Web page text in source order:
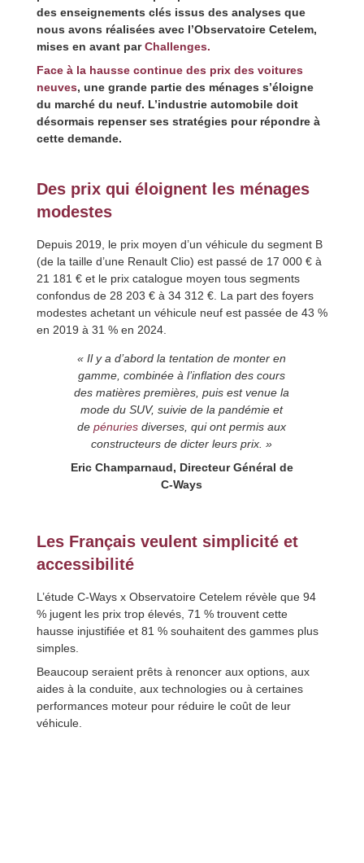
des enseignements clés issus des analyses que
nous avons réalisées avec l’Observatoire Cetelem,
mises en avant parChallenges.
Face à la hausse continue des prix des voitures
neuves, une grande partie des ménages s’éloigne
du marché du neuf. L’industrie automobile doit
désormais repenser ses stratégies pour répondre à
cette demande.
Des prix qui éloignent les ménages
modestes
Depuis 2019, le prix moyen d’un véhicule du segment B
(de la taille d’une Renault Clio) est passé de 17 000 € à
21 181 € et le prix catalogue moyen tous segments
confondus de 28 203 € à 34 312 €. La part des foyers
modestes achetant un véhicule neuf est passée de 43 %
en 2019 à 31 % en 2024.
« Il y a d’abord la tentation de monter en
gamme, combinée à l’inflation des cours
des matières premières, puis est venue la
mode du SUV, suivie de la pandémie et
depénuries diverses, qui ont permis aux
constructeurs de dicter leurs prix. »
Eric Champarnaud, Directeur Général de
C-Ways
Les Français veulent simplicité et
accessibilité
L’étude C-Ways x Observatoire Cetelem révèle que 94
% jugent les prix trop élevés, 71 % trouvent cette
hausse injustifiée et 81 % souhaitent des gammes plus
simples.
Beaucoup seraient prêts à renoncer aux options, aux
aides à la conduite, aux technologies ou à certaines
performances moteur pour réduire le coût de leur
véhicule.